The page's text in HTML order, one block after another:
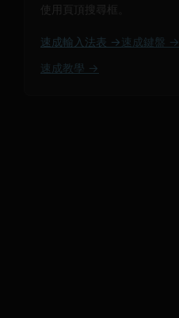
使用頁頂搜尋框。
速成輸入法表 → 速成鍵盤 →
速成教學 →